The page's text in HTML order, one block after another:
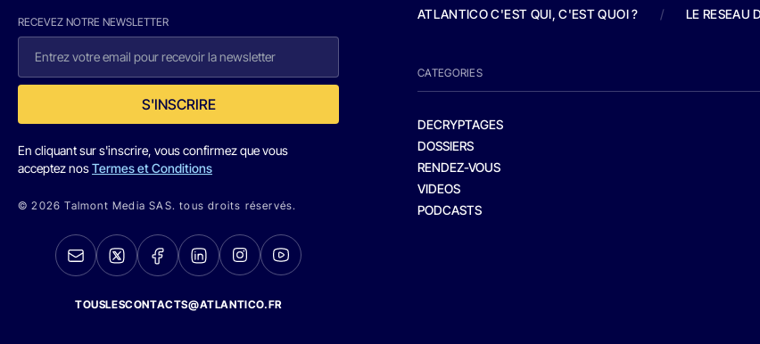
RECEVEZ NOTRE NEWSLETTER
S'INSCRIRE
En cliquant sur s'inscrire, vous confirmez que vous
acceptez nosTermes et Conditions
© 2026 Talmont Media SAS. tous droits réservés.
TOUSLESCONTACTS@ATLANTICO.FR
ATLANTICO C'EST QUI, C'EST QUOI ? / LE RESEAU
CATEGORIES
DECRYPTAGES
DOSSIERS
RENDEZ-VOUS
VIDEOS
PODCASTS